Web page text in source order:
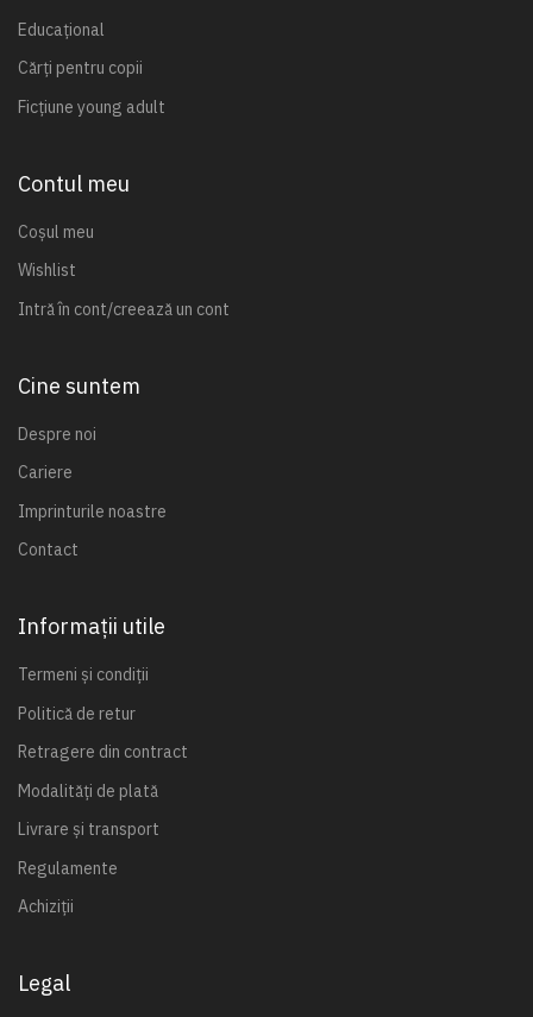
Educațional
Cărți pentru copii
Ficțiune young adult
Contul meu
Coșul meu
Wishlist
Intră în cont/creează un cont
Cine suntem
Despre noi
Cariere
Imprinturile noastre
Contact
Informații utile
Termeni și condiții
Politică de retur
Retragere din contract
Modalități de plată
Livrare și transport
Regulamente
Achiziții
Legal